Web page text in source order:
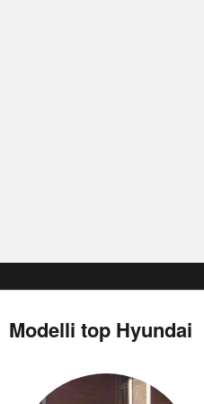
Modelli top Hyundai